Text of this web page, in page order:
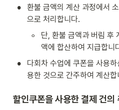
•
환불 금액의 계산 과정에서
으로 처리합니다.
◦
단, 환불 금액과 버림 후
액에 합산하여 지급합니
•
다회차 수업에 쿠폰을 사용
용한 것으로 간주하여 계산합
할인쿠폰을 사용한 결제 건의